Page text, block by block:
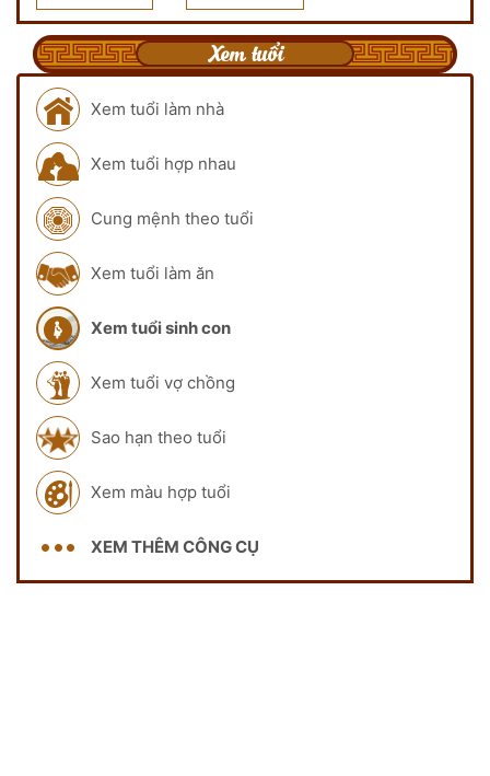
Xem tuổi
Xem tuổi làm nhà
Xem tuổi hợp nhau
Cung mệnh theo tuổi
Xem tuổi làm ăn
Xem tuổi sinh con
Xem tuổi vợ chồng
Sao hạn theo tuổi
Xem màu hợp tuổi
XEM THÊM CÔNG CỤ